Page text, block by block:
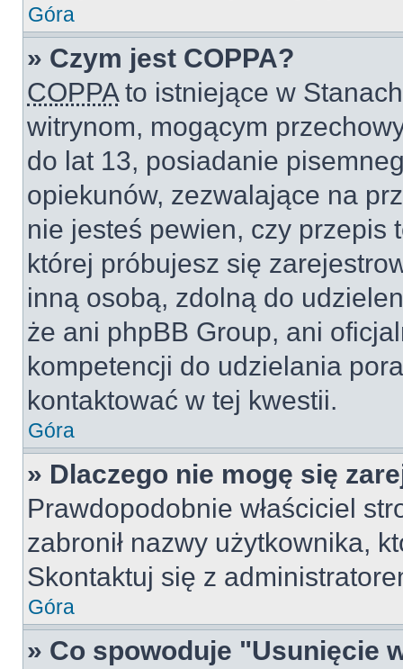
Góra
» Czym jest COPPA?
COPPAto istniejące w
witrynom, mogącym
do lat 13, posiadanie
opiekunów, zezwalające na
nie jesteś pewien, czy przepis
której próbujesz się
inną osobą, zdolną do
że ani phpBB Group, ani
kompetencji do udzielania
kontaktować w tej kwestii.
Góra
» Dlaczego nie mogę się
Prawdopodobnie właściciel
zabronił nazwy użytkownika,
Skontaktuj się z
Góra
» Co spowoduje "Usunięcie